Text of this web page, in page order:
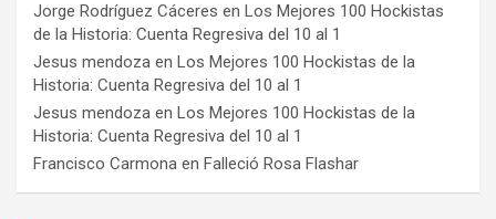
Jorge Rodríguez Cáceres en Los Mejores 100 Hockistas
de la Historia: Cuenta Regresiva del 10 al 1
Jesus mendoza en Los Mejores 100 Hockistas de la
Historia: Cuenta Regresiva del 10 al 1
Jesus mendoza en Los Mejores 100 Hockistas de la
Historia: Cuenta Regresiva del 10 al 1
Francisco Carmona en Falleció Rosa Flashar